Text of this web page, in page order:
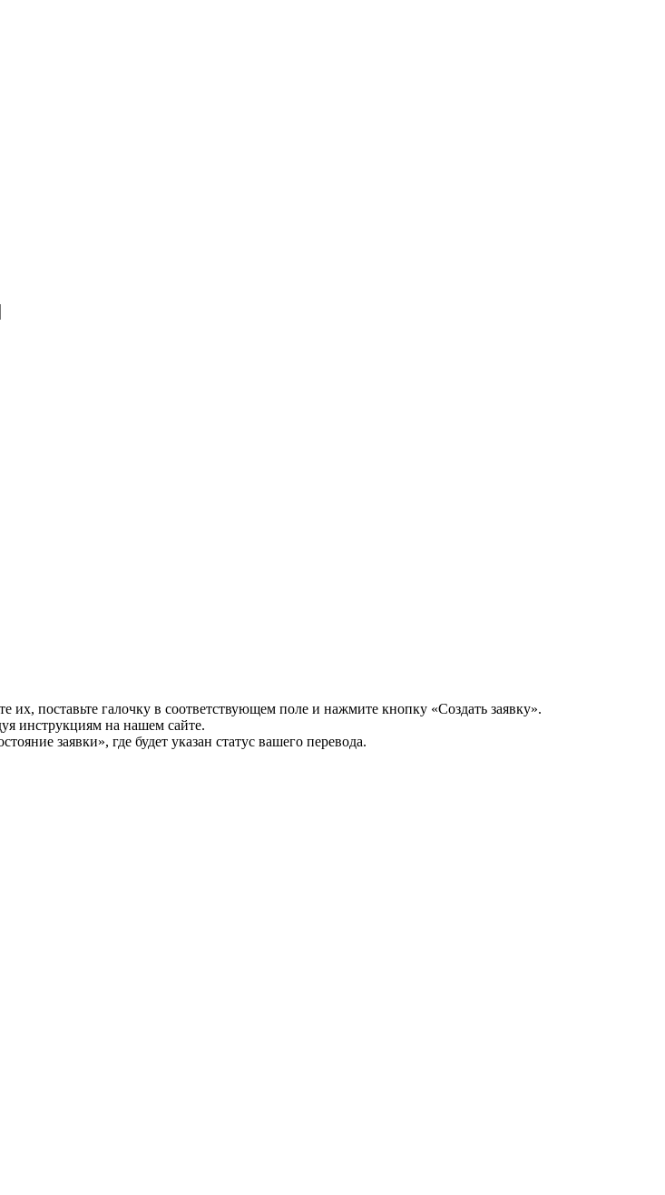
поставьте галочку в соответствующем поле и нажмите кнопку «Создать заявку».
инструкциям на нашем сайте.
заявки», где будет указан статус вашего перевода.